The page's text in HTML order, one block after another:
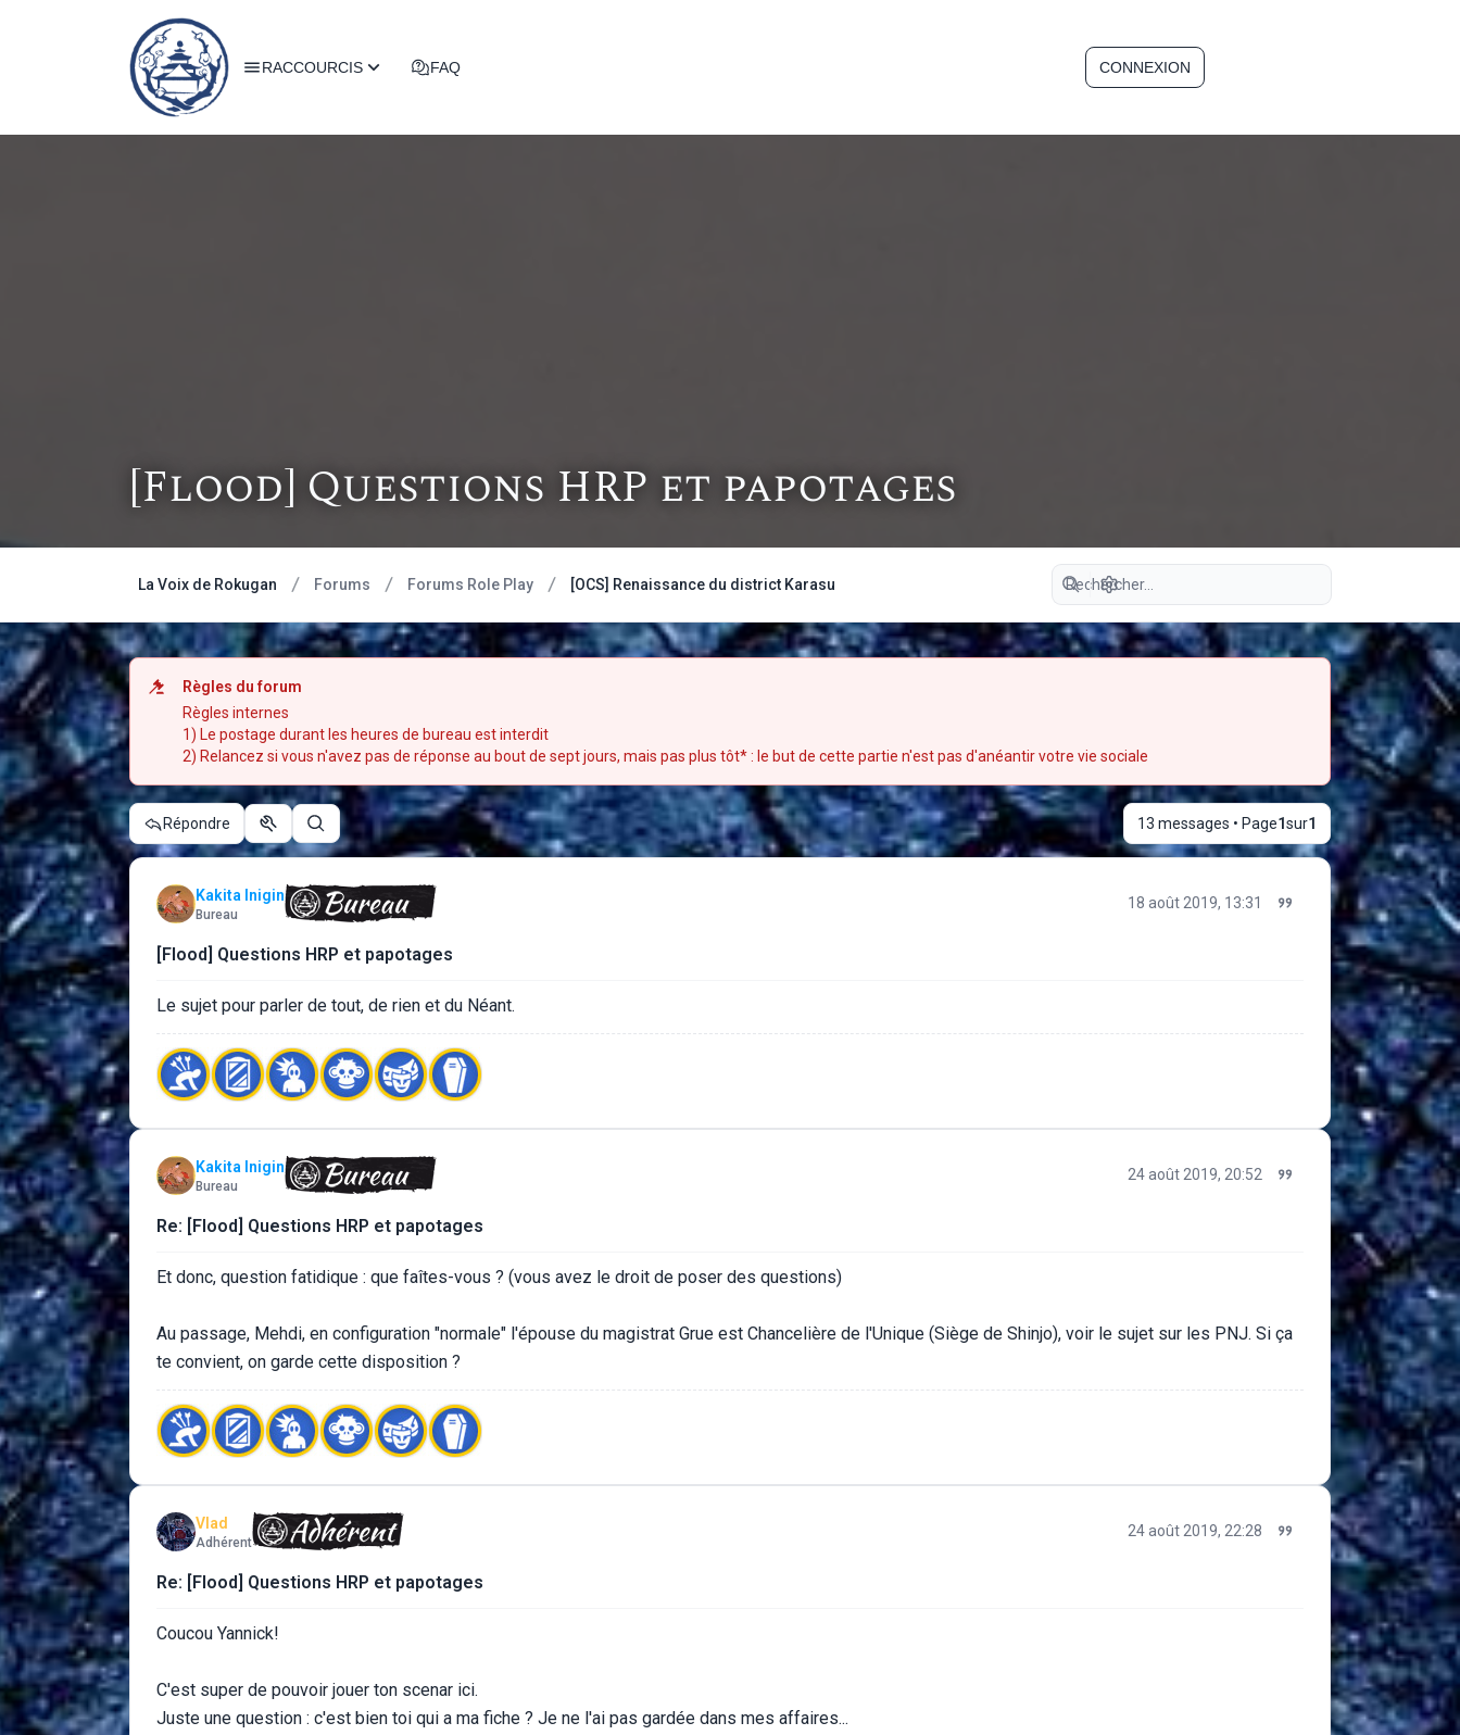
RACCOURCIS FAQ CONNEXION
[Flood] Questions HRP et papotages
La Voix de Rokugan Forums Forums Role Play [OCS] Renaissance du district Karasu
Recherche avancée
Règles du forum
Règles internes
1) Le postage durant les heures de bureau est interdit
2) Relancez si vous n'avez pas de réponse au bout de sept jours, mais pas plus tôt* : le but de cette partie n'est pas d'anéantir votre vie sociale
Répondre
Outils du sujetRechercher
13 messages • Page1sur1
Kakita Inigin
Bureau
18 août 2019, 13:31
[Flood] Questions HRP et papotages
Le sujet pour parler de tout, de rien et du Néant.
Kakita Inigin
Bureau
24 août 2019, 20:52
Re: [Flood] Questions HRP et papotages
Et donc, question fatidique : que faîtes-vous ? (vous avez le droit de poser des questions)
Au passage, Mehdi, en configuration "normale" l'épouse du magistrat Grue est Chancelière de l'Unique (Siège de Shinjo), voir le sujet sur les PNJ. Si ça
te convient, on garde cette disposition ?
Vlad
Adhérent
24 août 2019, 22:28
Re: [Flood] Questions HRP et papotages
Coucou Yannick!
C'est super de pouvoir jouer ton scenar ici.
Juste une question : c'est bien toi qui a ma fiche ? Je ne l'ai pas gardée dans mes affaires...